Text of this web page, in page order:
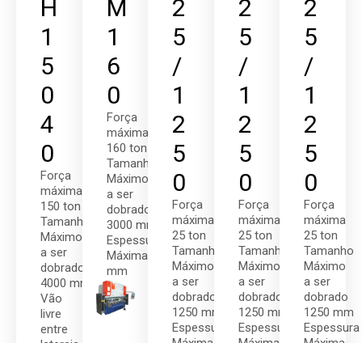
H
1
5
0
4
0
Força
máxima
150 ton
Tamanho
Máximo
a ser
dobrado
4000 mm
Vão
livre
entre
M
1
6
0
Força
máxima
160 ton
Tamanho
Máximo
a ser
dobrado
3000 mm
Espessura
Máxima 8
mm
2
5
/
1
2
5
0
Força
máxima
25 ton
Tamanho
Máximo
a ser
dobrado
1250 mm
Espessura
2
5
/
1
2
5
0
Força
máxima
25 ton
Tamanho
Máximo
a ser
dobrado
1250 mm
Espessura
2
5
/
1
2
5
0
Força
máxima
25 ton
Tamanho
Máximo
a ser
dobrado
1250 mm
Espessura